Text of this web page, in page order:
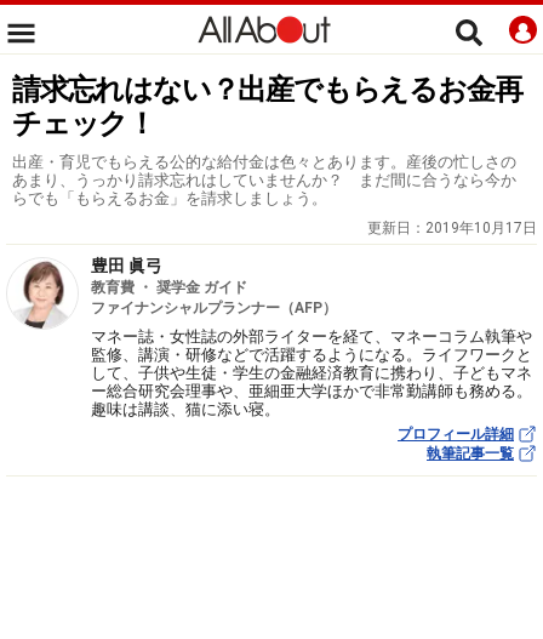
請求忘れはない？出産でもらえるお金再
チェック！
出産・育児でもらえる公的な給付金は色々とあります。産後の忙しさの
あまり、うっかり請求忘れはしていませんか？ まだ間に合うなら今か
らでも「もらえるお金」を請求しましょう。
更新日： 2019年10月17日
豊田 眞弓
教育費 ・ 奨学金 ガイド
ファイナンシャルプランナー（AFP）
マネー誌・女性誌の外部ライターを経て、マネーコラム執筆や
監修、講演・研修などで活躍するようになる。ライフワークと
して、子供や生徒・学生の金融経済教育に携わり、子どもマネ
ー総合研究会理事や、亜細亜大学ほかで非常勤講師も務める。
趣味は講談、猫に添い寝。
プロフィール詳細
執筆記事一覧